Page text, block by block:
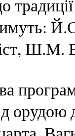
Ш.М.